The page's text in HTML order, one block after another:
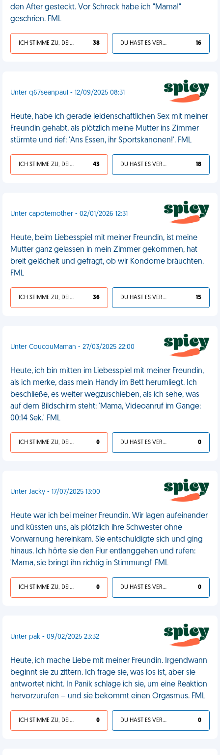
den After gesteckt. Vor Schreck habe ich "Mama!"
geschrien. FML
ICH STIMME ZU, DEIN LEBEN IST SCHEISSE 38 DU HAST ES VERDIENT 16
Unter q67seanpaul - 12/09/2025 08:31
Heute, habe ich gerade leidenschaftlichen Sex mit meiner
Freundin gehabt, als plötzlich meine Mutter ins Zimmer
stürmte und rief: 'Ans Essen, ihr Sportskanonen!'. FML
ICH STIMME ZU, DEIN LEBEN IST SCHEISSE 43 DU HAST ES VERDIENT 18
Unter capotemother - 02/01/2026 12:31
Heute, beim Liebesspiel mit meiner Freundin, ist meine
Mutter ganz gelassen in mein Zimmer gekommen, hat
breit gelächelt und gefragt, ob wir Kondome bräuchten.
FML
ICH STIMME ZU, DEIN LEBEN IST SCHEISSE 36 DU HAST ES VERDIENT 15
Unter CoucouMaman - 27/03/2025 22:00
Heute, ich bin mitten im Liebesspiel mit meiner Freundin,
als ich merke, dass mein Handy im Bett herumliegt. Ich
beschließe, es weiter wegzuschieben, als ich sehe, was
auf dem Bildschirm steht: 'Mama, Videoanruf im Gange:
00:14 Sek.' FML
ICH STIMME ZU, DEIN LEBEN IST SCHEISSE 0 DU HAST ES VERDIENT 0
Unter Jacky - 17/07/2025 13:00
Heute war ich bei meiner Freundin. Wir lagen aufeinander
und küssten uns, als plötzlich ihre Schwester ohne
Vorwarnung hereinkam. Sie entschuldigte sich und ging
hinaus. Ich hörte sie den Flur entlanggehen und rufen:
'Mama, sie bringt ihn richtig in Stimmung!' FML
ICH STIMME ZU, DEIN LEBEN IST SCHEISSE 0 DU HAST ES VERDIENT 0
Unter pak - 09/02/2025 23:32
Heute, ich mache Liebe mit meiner Freundin. Irgendwann
beginnt sie zu zittern. Ich frage sie, was los ist, aber sie
antwortet nicht. In Panik schlage ich sie, um eine Reaktion
hervorzurufen – und sie bekommt einen Orgasmus. FML
ICH STIMME ZU, DEIN LEBEN IST SCHEISSE 0 DU HAST ES VERDIENT 0